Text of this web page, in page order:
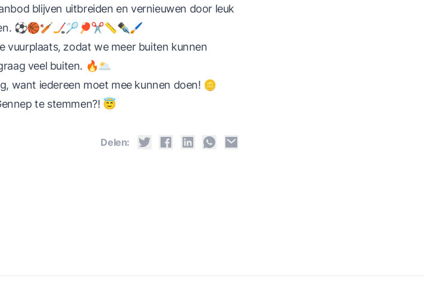
blijven uitbreiden en vernieuwen door leuk
⚽️🏀🏏🏒🏸🏓✂️📏✒️🖌
vuurplaats, zodat we meer buiten kunnen
veel buiten. 🔥🌥
want iedereen moet mee kunnen doen! 🪙
te stemmen?! 😇
Delen: